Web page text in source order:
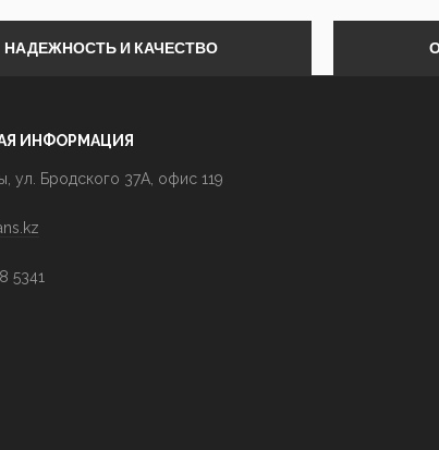
НАДЕЖНОСТЬ И КАЧЕСТВО
ИНФОРМАЦИЯ
ул. Бродского 37А, офис 119
5341